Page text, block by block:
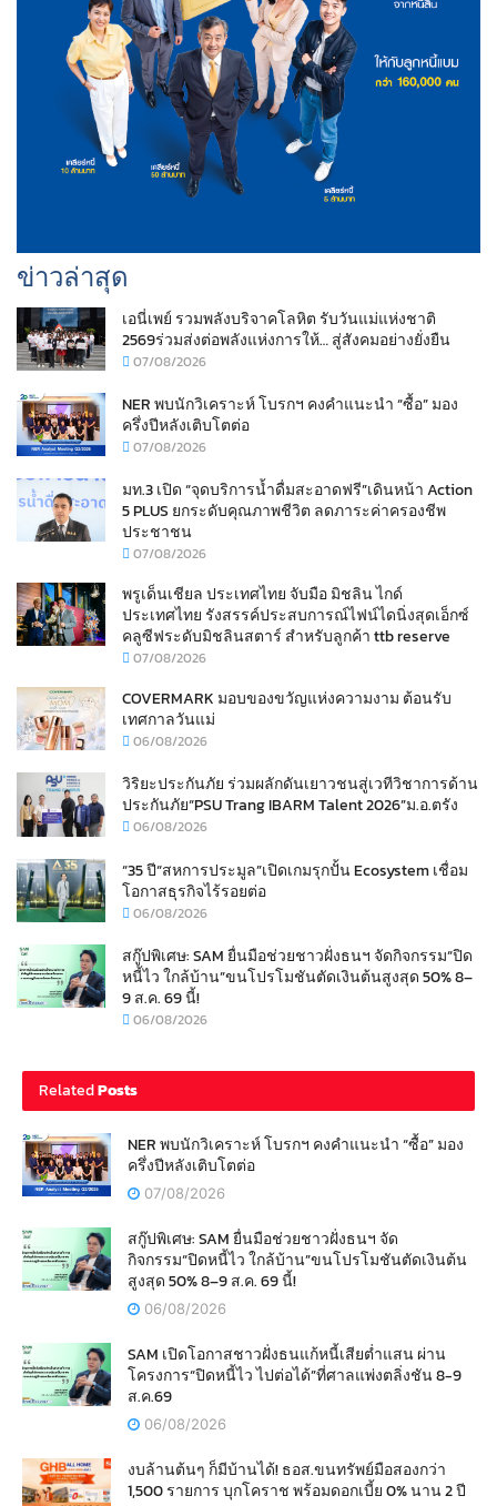
ข่าวล่าสุด
เอนี่เพย์ รวมพลังบริจาคโลหิต รับวันแม่แห่งชาติ
2569ร่วมส่งต่อพลังแห่งการให้… สู่สังคมอย่างยั่งยืน
07/08/2026
NER พบนักวิเคราะห์ โบรกฯ คงคำแนะนำ “ซื้อ” มอง
ครึ่งปีหลังเติบโตต่อ
07/08/2026
มท.3 เปิด “จุดบริการน้ำดื่มสะอาดฟรี”เดินหน้า Action
5 PLUS ยกระดับคุณภาพชีวิต ลดภาระค่าครองชีพ
ประชาชน
07/08/2026
พรูเด็นเชียล ประเทศไทย จับมือ มิชลิน ไกด์
ประเทศไทย รังสรรค์ประสบการณ์ไฟน์ไดนิ่งสุดเอ็กซ์
คลูซีฟระดับมิชลินสตาร์ สำหรับลูกค้า ttb reserve
07/08/2026
COVERMARK มอบของขวัญแห่งความงาม ต้อนรับ
เทศกาลวันแม่
06/08/2026
วิริยะประกันภัย ร่วมผลักดันเยาวชนสู่เวทีวิชาการด้าน
ประกันภัย“PSU Trang IBARM Talent 2026”ม.อ.ตรัง
06/08/2026
“35 ปี“สหการประมูล”เปิดเกมรุกปั้น Ecosystem เชื่อม
โอกาสธุรกิจไร้รอยต่อ
06/08/2026
สกู๊ปพิเศษ: SAM ยื่นมือช่วยชาวฝั่งธนฯ จัดกิจกรรม“ปิด
หนี้ไว ใกล้บ้าน”ขนโปรโมชันตัดเงินต้นสูงสุด 50% 8–
9 ส.ค. 69 นี้!
06/08/2026
RelatedPosts
NER พบนักวิเคราะห์ โบรกฯ คงคำแนะนำ “ซื้อ” มอง
ครึ่งปีหลังเติบโตต่อ
07/08/2026
สกู๊ปพิเศษ: SAM ยื่นมือช่วยชาวฝั่งธนฯ จัด
กิจกรรม“ปิดหนี้ไว ใกล้บ้าน”ขนโปรโมชันตัดเงินต้น
สูงสุด 50% 8–9 ส.ค. 69 นี้!
06/08/2026
SAM เปิดโอกาสชาวฝั่งธนแก้หนี้เสียต่ำแสน ผ่าน
โครงการ“ปิดหนี้ไว ไปต่อได้”ที่ศาลแพ่งตลิ่งชัน 8-9
ส.ค.69
06/08/2026
งบล้านต้นๆ ก็มีบ้านได้! ธอส.ขนทรัพย์มือสองกว่า
1,500 รายการ บุกโคราช พร้อมดอกเบี้ย 0% นาน 2 ปี